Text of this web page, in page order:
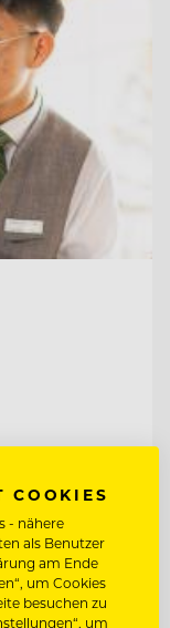
D)
COOKIES
- nähere
als Benutzer
am Ende
um Cookies
besuchen zu
um